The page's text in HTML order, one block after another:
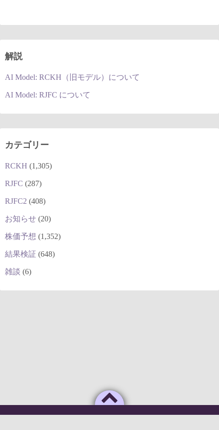
解説
AI Model: RCKH（旧モデル）について
AI Model: RJFC について
カテゴリー
RCKH (1,305)
RJFC (287)
RJFC2 (408)
お知らせ (20)
株価予想 (1,352)
結果検証 (648)
雑談 (6)